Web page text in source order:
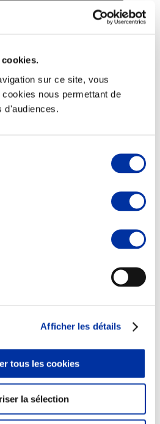
sur ce site, vous
nous permettant de
d'audiences.
Afficher les détails
tous les cookies
la sélection
– mise en marché
raisonnée et durable
Accords